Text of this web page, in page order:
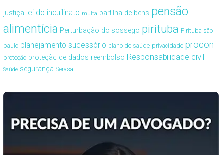
justiça lei do inquilinato multa partilha de bens pensão
alimentícia Perturbação do sossego pirituba Pirituba são
paulo planejamento sucessório plano de saúde privacidade procon
proteção proteção de dados reembolso Responsabilidade civil
Saúde segurança Serasa